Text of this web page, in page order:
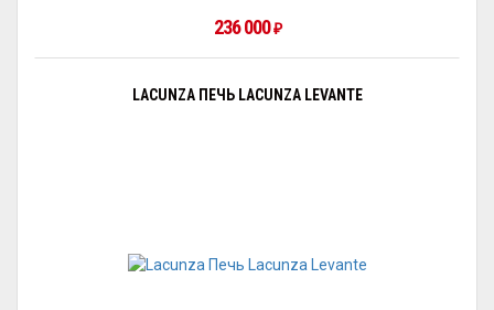
236 000 ₽
LACUNZA ПЕЧЬ LACUNZA LEVANTE